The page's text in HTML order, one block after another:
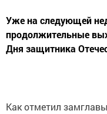
Уже на следующей
продолжительные
Дня защитника
Как отметил